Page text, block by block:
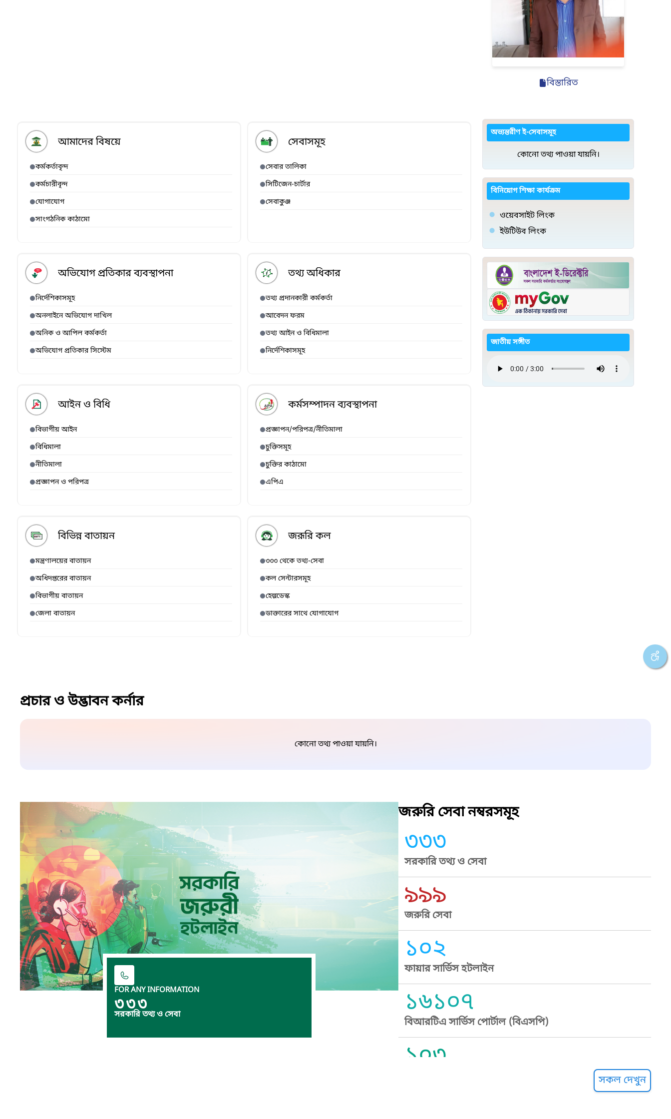
বিস্তারিত
আমাদের বিষয়ে
কর্মকর্তাবৃন্দ
কর্মচারীবৃন্দ
যোগাযোগ
সাংগঠনিক কাঠামো
সেবাসমূহ
সেবার তালিকা
সিটিজেন-চার্টার
সেবাকুঞ্জ
অভিযোগ প্রতিকার ব্যবস্থাপনা
নির্দেশিকাসমূহ
অনলাইনে অভিযোগ দাখিল
অনিক ও আপিল কর্মকর্তা
অভিযোগ প্রতিকার সিস্টেম
তথ্য অধিকার
তথ্য প্রদানকারী কর্মকর্তা
আবেদন ফরম
তথ্য আইন ও বিধিমালা
নির্দেশিকাসমূহ
আইন ও বিধি
বিভাগীয় আইন
বিধিমালা
নীতিমালা
প্রজ্ঞাপন ও পরিপত্র
কর্মসম্পাদন ব্যবস্থাপনা
প্রজ্ঞাপন/পরিপত্র/নীতিমালা
চুক্তিসমূহ
চুক্তির কাঠামো
এপিএ
বিভিন্ন বাতায়ন
মন্ত্রণালয়ের বাতায়ন
অধিদপ্তরের বাতায়ন
বিভাগীয় বাতায়ন
জেলা বাতায়ন
জরূরি কল
৩৩৩ থেকে তথ্য-সেবা
কল সেন্টারসমূহ
হেল্পডেস্ক
ডাক্তারের সাথে যোগাযোগ
অভ্যন্তরীণ ই-সেবাসমূহ
কোনো তথ্য পাওয়া যায়নি।
বিনিয়োগ শিক্ষা কার্যক্রম
ওয়েবসাইট লিংক
ইউটিউব লিংক
জাতীয় সঙ্গীত
প্রচার ও উদ্ভাবন কর্নার
কোনো তথ্য পাওয়া যায়নি।
FOR ANY INFORMATION
৩৩৩
সরকারি তথ্য ও সেবা
জরুরি সেবা নম্বরসমূহ
৩৩৩
সরকারি তথ্য ও সেবা
৯৯৯
জরুরি সেবা
১০২
ফায়ার সার্ভিস হটলাইন
১৬১০৭
বিআরটিএ সার্ভিস পোর্টাল (বিএসপি)
১০৩
সকল দেখুন